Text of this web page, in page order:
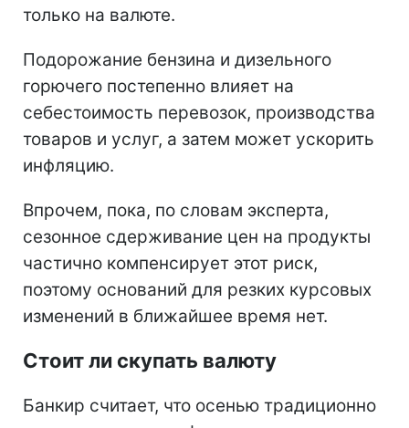
только на валюте.
Подорожание бензина и дизельного
горючего постепенно влияет на
себестоимость перевозок, производства
товаров и услуг, а затем может ускорить
инфляцию.
Впрочем, пока, по словам эксперта,
сезонное сдерживание цен на продукты
частично компенсирует этот риск,
поэтому оснований для резких курсовых
изменений в ближайшее время нет.
Стоит ли скупать валюту
Банкир считает, что осенью традиционно